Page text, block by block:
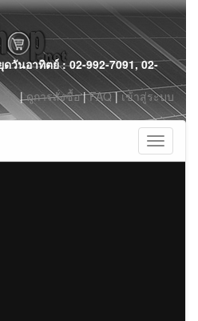
วันอาทิตย์ : 02-992-7091, 02-
ค้า|ดูการสั่งซื้อ|FAQ|เข้าสู่ระบบ
Toggle